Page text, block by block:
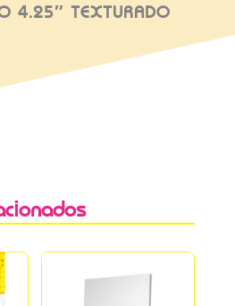
4.25″ TEXTURADO